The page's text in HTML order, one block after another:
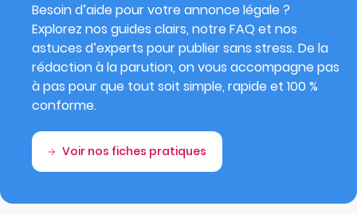
Besoin d’aide pour votre annonce légale ?
Explorez nos guides clairs, notre FAQ et nos
astuces d’experts pour publier sans stress. De la
rédaction à la parution, on vous accompagne pas
à pas pour que tout soit simple, rapide et 100 %
conforme.
Voir nos fiches pratiques